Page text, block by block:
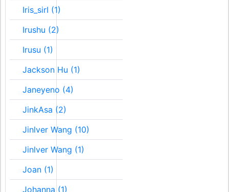
Iris_sirI (1)
Irushu (2)
Irusu (1)
Jackson Hu (1)
Janeyeno (4)
JinkAsa (2)
Jinlver Wang (10)
Jinlver Wang (1)
Joan (1)
Johanna (1)